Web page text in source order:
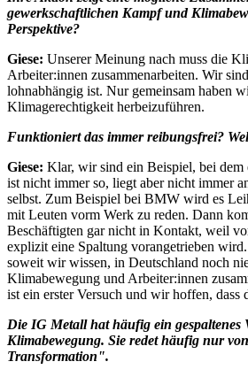
gewerkschaftlichen Kampf und
Perspektive?
Giese: Unserer Meinung nach muss die
Arbeiter:innen zusammenarbeiten. Wir
lohnabhängig ist. Nur gemeinsam haben
Klimagerechtigkeit herbeizuführen.
Funktioniert das immer reibungsfrei?
Giese: Klar, wir sind ein Beispiel, bei dem
ist nicht immer so, liegt aber nicht immer
selbst. Zum Beispiel bei BMW wird es
mit Leuten vorm Werk zu reden. Dann
Beschäftigten gar nicht in Kontakt, weil
explizit eine Spaltung vorangetrieben
soweit wir wissen, in Deutschland noch
Klimabewegung und Arbeiter:innen
ist ein erster Versuch und wir hoffen, dass
Die IG Metall hat häufig ein gespaltenes
Klimabewegung. Sie redet häufig nur
Transformation".